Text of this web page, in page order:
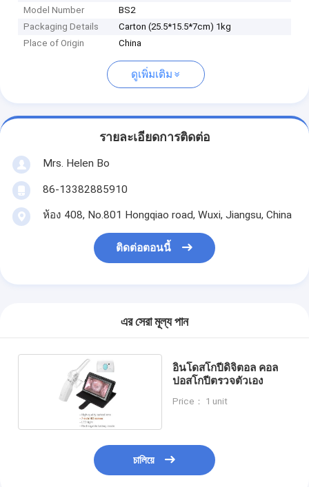
Model Number
BS2
Packaging Details
Carton (25.5*15.5*7cm) 1kg
Place of Origin
China
ดูเพิ่มเติม
รายละเอียดการติดต่อ
Mrs. Helen Bo
86-13382885910
ห้อง 408, No.801 Hongqiao road, Wuxi, Jiangsu, China
ติดต่อตอนนี้
এর সেরা মূল্য পান
อินโดสโกปีดิจิตอล คอล
ปอสโกปีตรวจตัวเอง
Price： 1 unit
চালিয়ে